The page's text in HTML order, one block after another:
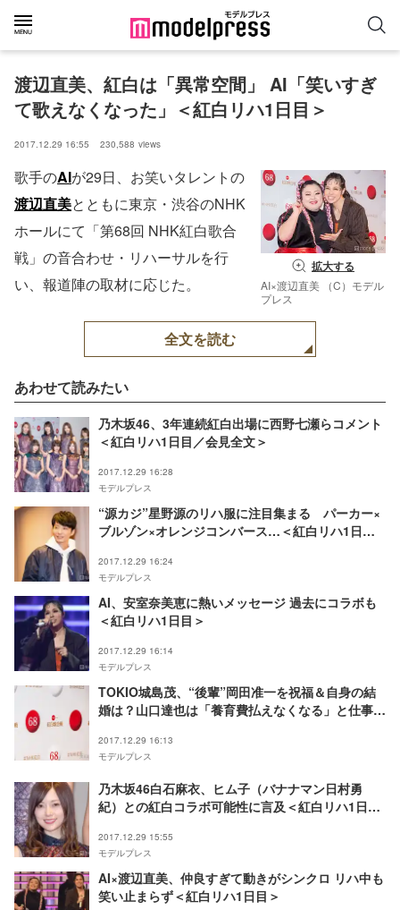
渡辺直美、紅白は「異常空間」 AI「笑いすぎ
て歌えなくなった」＜紅白リハ1日目＞
2017.12.29 16:55 230,588 views
拡大する
AI×渡辺直美 （C）モデル
プレス
歌手のAIが29日、お笑いタレントの
渡辺直美とともに東京・渋谷のNHK
ホールにて「第68回 NHK紅白歌合
戦」の音合わせ・リハーサルを行
い、報道陣の取材に応じた。
全文を読む
あわせて読みたい
乃木坂46、3年連続紅白出場に西野七瀬らコメント
＜紅白リハ1日目／会見全文＞
2017.12.29 16:28
モデルプレス
“源カジ”星野源のリハ服に注目集まる パーカー×
ブルゾン×オレンジコンバース…＜紅白リハ1日目
2017.12.29 16:24
モデルプレス
AI、安室奈美恵に熱いメッセージ 過去にコラボも
＜紅白リハ1日目＞
2017.12.29 16:14
モデルプレス
TOKIO城島茂、“後輩”岡田准一を祝福＆自身の結
婚は？山口達也は「養育費払えなくなる」と仕事に
2017.12.29 16:13
モデルプレス
乃木坂46白石麻衣、ヒム子（バナナマン日村勇
紀）との紅白コラボ可能性に言及＜紅白リハ1日目
2017.12.29 15:55
モデルプレス
AI×渡辺直美、仲良すぎて動きがシンクロ リハ中も
笑い止まらず＜紅白リハ1日目＞